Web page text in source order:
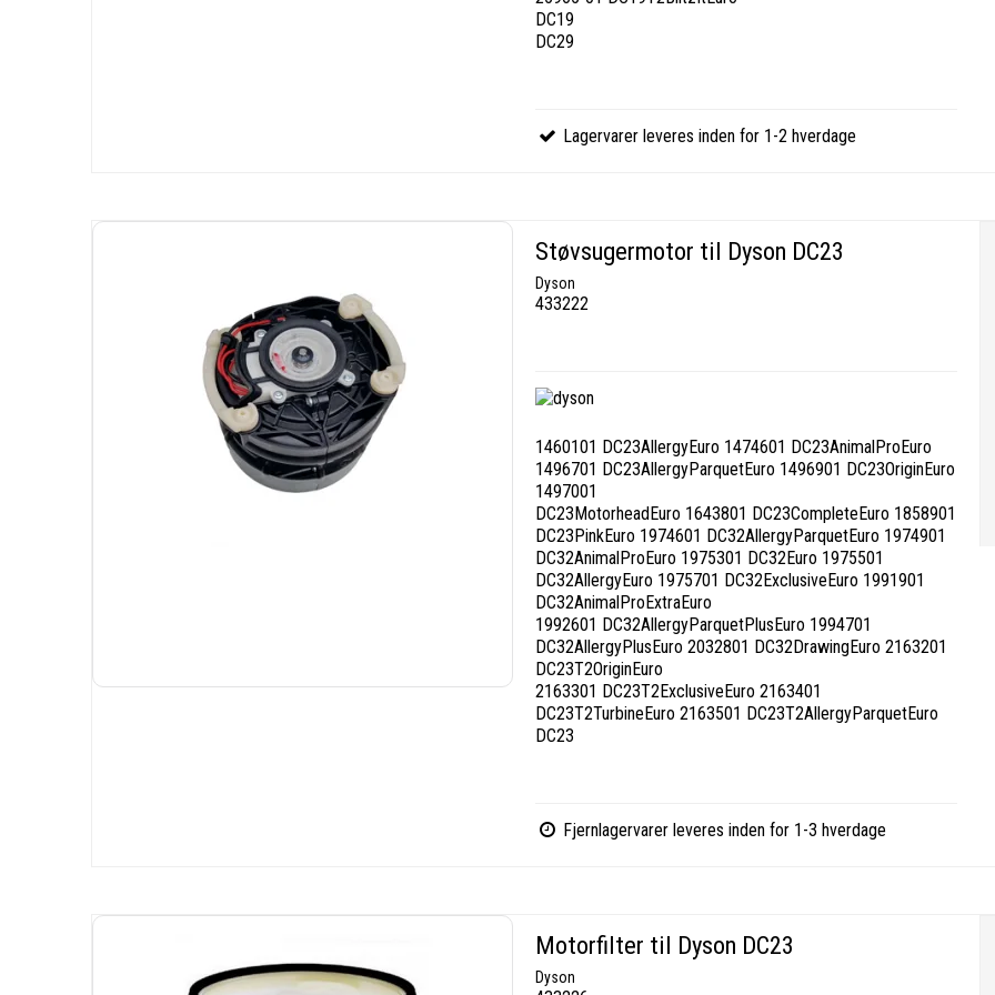
DC19
DC29
Lagervarer leveres inden for 1-2 hverdage
Støvsugermotor til Dyson DC23
Dyson
433222
1460101 DC23AllergyEuro 1474601 DC23AnimalProEuro
1496701 DC23AllergyParquetEuro 1496901 DC23OriginEuro
1497001
DC23MotorheadEuro 1643801 DC23CompleteEuro 1858901
DC23PinkEuro 1974601 DC32AllergyParquetEuro 1974901
DC32AnimalProEuro 1975301 DC32Euro 1975501
DC32AllergyEuro 1975701 DC32ExclusiveEuro 1991901
DC32AnimalProExtraEuro
1992601 DC32AllergyParquetPlusEuro 1994701
DC32AllergyPlusEuro 2032801 DC32DrawingEuro 2163201
DC23T2OriginEuro
2163301 DC23T2ExclusiveEuro 2163401
DC23T2TurbineEuro 2163501 DC23T2AllergyParquetEuro
DC23
Fjernlagervarer leveres inden for 1-3 hverdage
Motorfilter til Dyson DC23
Dyson